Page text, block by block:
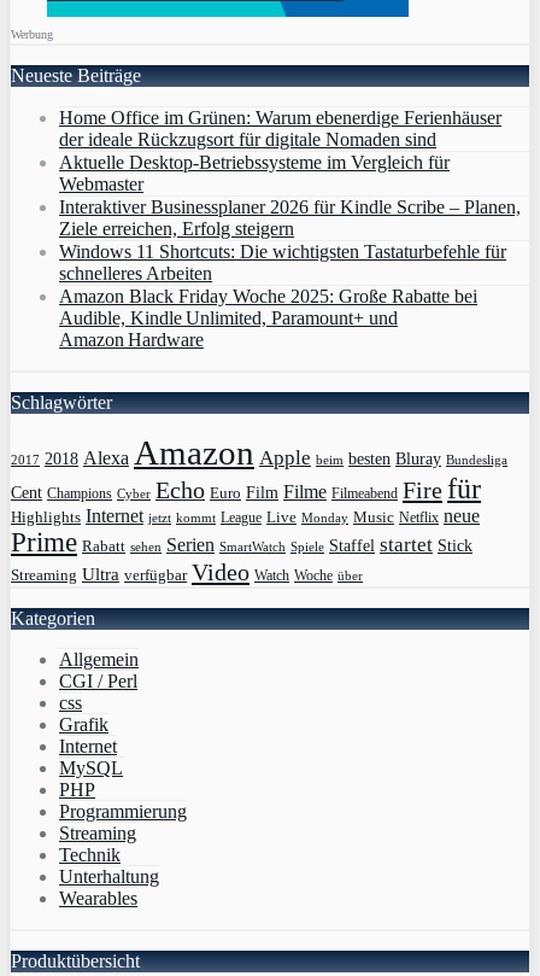
Werbung
Neueste Beiträge
Home Office im Grünen: Warum ebenerdige Ferienhäuser
der ideale Rückzugsort für digitale Nomaden sind
Aktuelle Desktop-Betriebssysteme im Vergleich für
Webmaster
Interaktiver Businessplaner 2026 für Kindle Scribe – Planen,
Ziele erreichen, Erfolg steigern
Windows 11 Shortcuts: Die wichtigsten Tastaturbefehle für
schnelleres Arbeiten
Amazon Black Friday Woche 2025: Große Rabatte bei
Audible, Kindle Unlimited, Paramount+ und
Amazon Hardware
Schlagwörter
2017 2018 Alexa Amazon Apple beim besten Bluray Bundesliga
Cent Champions Cyber Echo Euro Film Filme Filmeabend Firefür
Highlights Internet jetzt kommt League Live Monday Music Netflix neue
Prime Rabatt sehen Serien SmartWatch Spiele Staffel startet Stick
Streaming Ultra verfügbar Video Watch Woche über
Kategorien
Allgemein
CGI / Perl
css
Grafik
Internet
MySQL
PHP
Programmierung
Streaming
Technik
Unterhaltung
Wearables
Produktübersicht